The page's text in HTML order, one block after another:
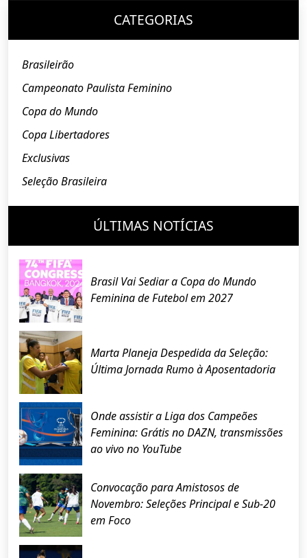
CATEGORIAS
Brasileirão
Campeonato Paulista Feminino
Copa do Mundo
Copa Libertadores
Exclusivas
Seleção Brasileira
ÚLTIMAS NOTÍCIAS
Brasil Vai Sediar a Copa do Mundo
Feminina de Futebol em 2027
Marta Planeja Despedida da Seleção:
Última Jornada Rumo à Aposentadoria
Onde assistir a Liga dos Campeões
Feminina: Grátis no DAZN, transmissões
ao vivo no YouTube
Convocação para Amistosos de
Novembro: Seleções Principal e Sub-20
em Foco